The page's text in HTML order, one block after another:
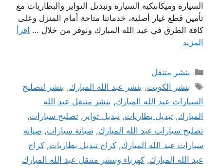
السيارة وميكانيكية السيارة وتبديل التواير والبطاريات مع
تأمين قطع غيار أصلية، خدماتنا متاحة أمام المنزل وعلى
كافة الطرق في عبد الله المبارك ونوفر من خلال … اقرأ
المزيد
التصنيفات
بنشر متنقل
الوسوم
بنشر الكويت, بنشر عبد الله المبارك, بنشر لتصليح
السيارات عبد الله المبارك, بنشر متنقل عبد الله
المبارك, تبديل بطاريات, تبديل تواير , تصليح سيارات,
تصليح سيارات عبد الله المبارك, صيانة سيارات, صيانة
سيارات عبد الله المبارك, كراج تبديل بطاريات, كراج
عبد الله المبارك, كهرباء وبنشر متنقل عبد الله المبارك